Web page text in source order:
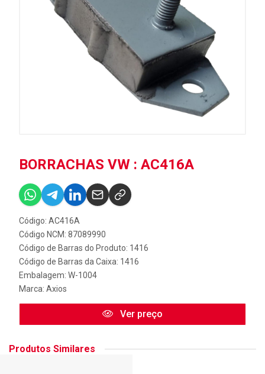
BORRACHAS VW : AC416A
Código: AC416A
Código NCM: 87089990
Código de Barras do Produto: 1416
Código de Barras da Caixa: 1416
Embalagem: W-1004
Marca: Axios
Ver preço
Produtos Similares